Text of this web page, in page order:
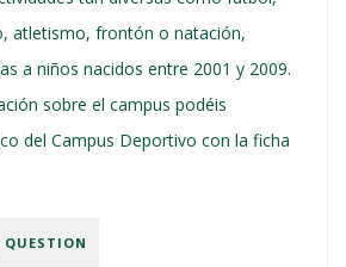
atletismo, frontón o natación,
a niños nacidos entre 2001 y 2009.
sobre el campus podéis
del Campus Deportivo con la ficha
QUESTION